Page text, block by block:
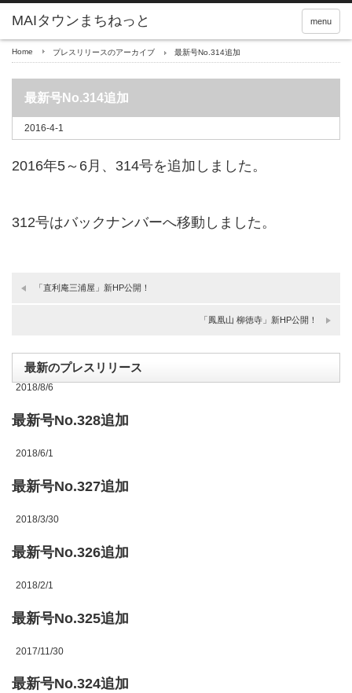
menu
Home プレスリリースのアーカイブ 最新号No.314追加
最新号No.314追加
2016-4-1
2016年5～6月、314号を追加しました。
312号はバックナンバーへ移動しました。
「直利庵三浦屋」新HP公開！
「鳳凰山 柳徳寺」新HP公開！
最新のプレスリリース
2018/8/6
最新号No.328追加
2018/6/1
最新号No.327追加
2018/3/30
最新号No.326追加
2018/2/1
最新号No.325追加
2017/11/30
最新号No.324追加